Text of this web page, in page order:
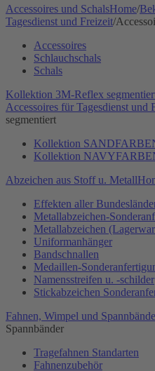
Accessoires und SchalsHome/
Tagesdienst und Freizeit/
Accessoires
Schlauchschals
Schals
Kollektion 3M-Reflex
Accessoires für Tagesdienst und
segmentiert
Kollektion
Kollektion
Abzeichen aus Stoff u. Metall
Effekten aller
Metallabzeichen-
Metallabzeichen
Uniformanhänger
Bandschnallen
Medaillen-
Namensstreifen u. -schilder
Stickabzeichen
Fahnen, Wimpel und
Spannbänder
Tragefahnen Standarten
Fahnenzubehör